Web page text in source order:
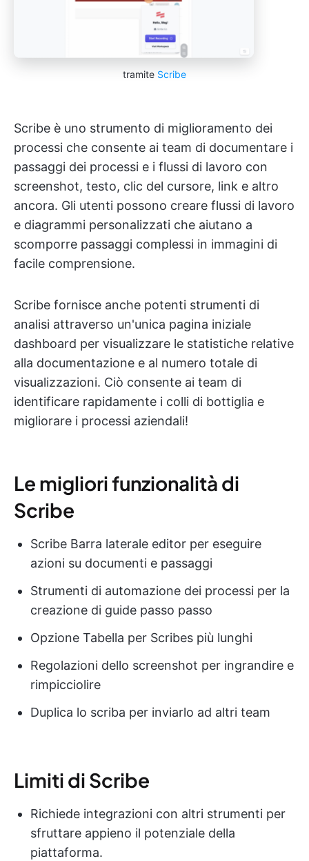
tramite Scribe
Scribe è uno strumento di miglioramento dei
processi che consente ai team di documentare i
passaggi dei processi e i flussi di lavoro con
screenshot, testo, clic del cursore, link e altro
ancora. Gli utenti possono creare flussi di lavoro
e diagrammi personalizzati che aiutano a
scomporre passaggi complessi in immagini di
facile comprensione.
Scribe fornisce anche potenti strumenti di
analisi attraverso un'unica pagina iniziale
dashboard per visualizzare le statistiche relative
alla documentazione e al numero totale di
visualizzazioni. Ciò consente ai team di
identificare rapidamente i colli di bottiglia e
migliorare i processi aziendali!
Le migliori funzionalità di
Scribe
Scribe Barra laterale editor per eseguire
azioni su documenti e passaggi
Strumenti di automazione dei processi per la
creazione di guide passo passo
Opzione Tabella per Scribes più lunghi
Regolazioni dello screenshot per ingrandire e
rimpicciolire
Duplica lo scriba per inviarlo ad altri team
Limiti di Scribe
Richiede integrazioni con altri strumenti per
sfruttare appieno il potenziale della
piattaforma.